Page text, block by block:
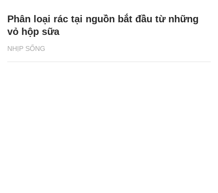
NHỊP SỐNG
Phân loại rác tại nguồn bắt đầu từ những
vỏ hộp sữa